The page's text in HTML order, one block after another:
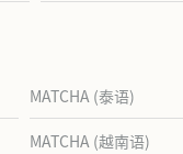
MATCHA (泰语)
MATCHA (越南语)